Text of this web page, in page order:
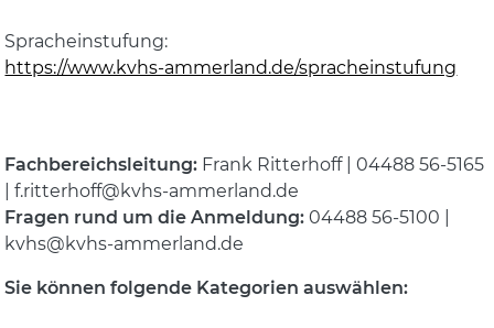
Spracheinstufung:
https://www.kvhs-ammerland.de/spracheinstufung
Fachbereichsleitung: Frank Ritterhoff | 04488 56-5165
| f.ritterhoff@kvhs-ammerland.de
Fragen rund um die Anmeldung: 04488 56-5100 |
kvhs@kvhs-ammerland.de
Sie können folgende Kategorien auswählen: